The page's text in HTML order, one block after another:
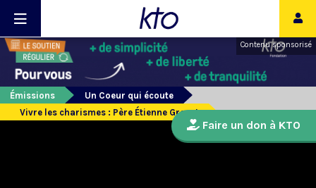
Contenu sponsorisé
Émissions
Un Coeur qui écoute
Vivre les charismes : Père Étienne Grenet
Faire un don à KTO